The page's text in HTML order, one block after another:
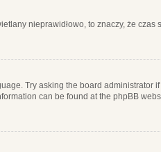
nieprawidłowo, to znaczy, że czas
Try asking the board administrator
can be found at the phpBB